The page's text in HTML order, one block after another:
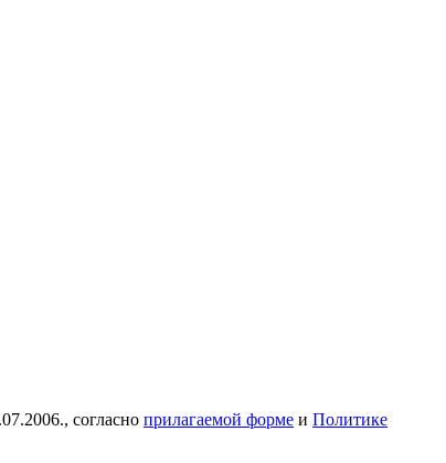
согласно прилагаемой форме и Политике